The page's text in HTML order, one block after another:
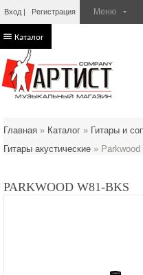
Вход Регистрация
Каталог
Главная » Каталог » Гитары и
Гитары акустические »
PARKWOOD W81-BKS